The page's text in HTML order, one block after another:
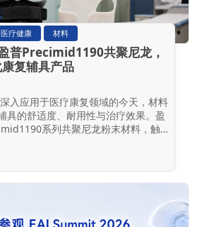
医疗健康 材料
普Precimid1190共聚尼龙，
复辅具产品
入应用于医疗康复领域的今天，材料
具的舒适度、耐用性与治疗效果。盈
系列共聚尼龙粉末材料，触
血耐折，以其卓越的韧性、优异的打
相容性，正在成为数字化矫形与康复
玉 盈普
龙材料本身就是带有轻微透明得天
处理后，打印件表面光洁、无层纹，
甚至具备类似玉石的质感，触摸上去
释手。 图片从左到右分别是和田玉、